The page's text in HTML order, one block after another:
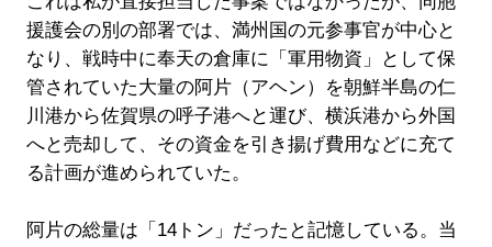
援護会の別の部署では、満州国の元参事官が中心と
なり、戦時中に奉天の倉庫に「軍用物資」として保
管されていた大量の阿片（アヘン）を朝鮮半島の仁
川港から佐賀県の呼子港へと運び、横浜港から外国
へと売却して、その資金を引き揚げ費用などに充て
る計画が進められていた。
阿片の総量は「14トン」だったと記憶している。当